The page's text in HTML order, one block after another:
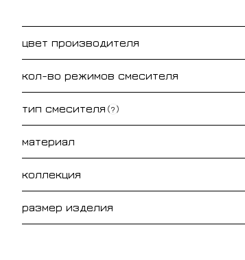
цвет производителя
кол-во режимов смесителя
тип смесителя ?
материал
коллекция
размер изделия